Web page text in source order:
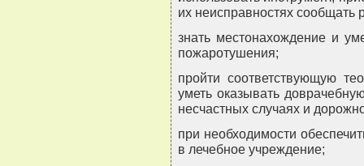
их неисправностях сообщать
знать местонахождение и
пожаротушения;
пройти соответствующую
уметь оказывать
несчастных случаях и
при необходимости
в лечебное учреждение;